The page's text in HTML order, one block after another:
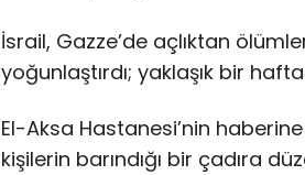
İsrail, Gazze’de açlıktan
yoğunlaştırdı; yaklaşık bir
El-Aksa Hastanesi’nin
kişilerin barındığı bir çadıra